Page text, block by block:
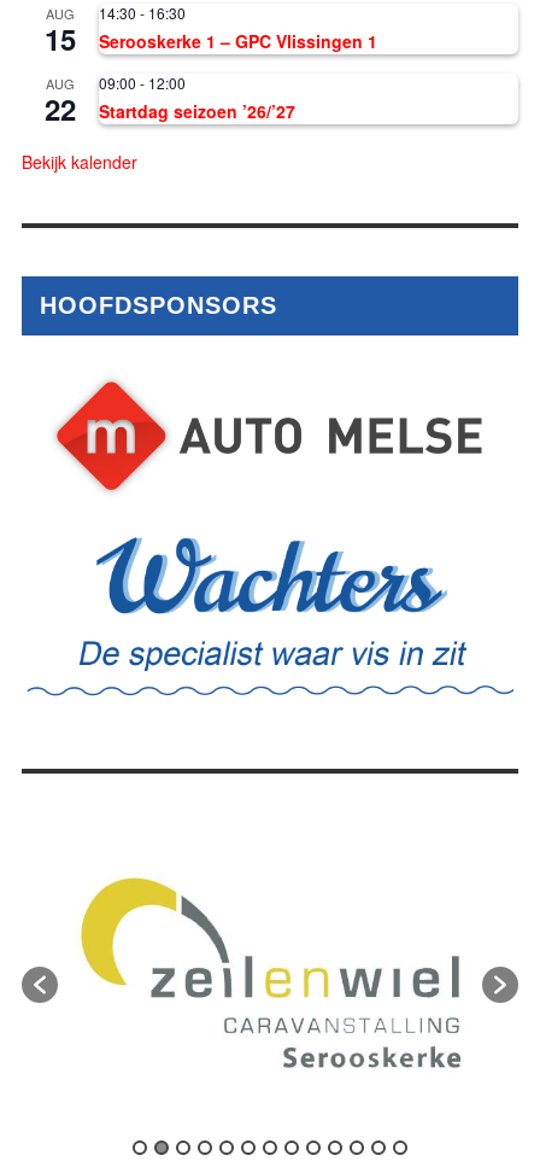
AUG
15
14:30 - 16:30
Serooskerke 1 – GPC Vlissingen 1
AUG
22
09:00 - 12:00
Startdag seizoen ’26/’27
Bekijk kalender
HOOFDSPONSORS